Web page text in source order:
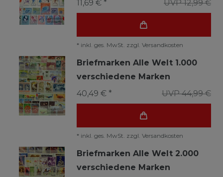
UVP 12,99 €
11,69 € *
* inkl. ges. MwSt. zzgl. Versandkosten
Briefmarken Alle Welt 1.000
verschiedene Marken
UVP 44,99 €
40,49 € *
* inkl. ges. MwSt. zzgl. Versandkosten
Briefmarken Alle Welt 2.000
verschiedene Marken